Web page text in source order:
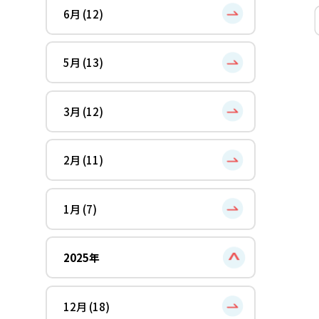
6月 (12)
5月 (13)
3月 (12)
2月 (11)
1月 (7)
2025年
12月 (18)